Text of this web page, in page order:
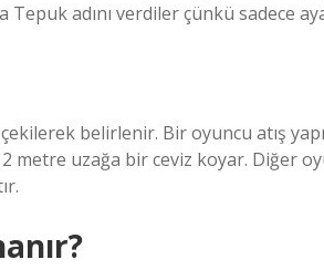
adını verdiler çünkü sadece
belirlenir. Bir oyuncu atış
metre uzağa bir ceviz koyar. Diğer